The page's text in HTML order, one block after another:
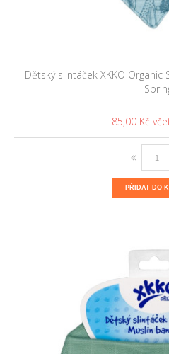
Dětský slintáček XKKO
85,00 Kč
PŘIDAT DO